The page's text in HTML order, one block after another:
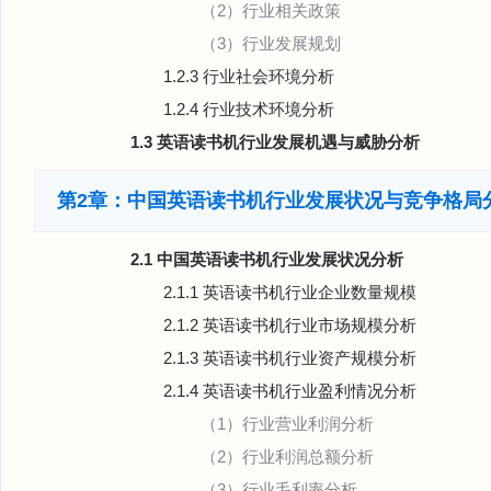
（2）行业相关政策
（3）行业发展规划
1.2.3 行业社会环境分析
1.2.4 行业技术环境分析
1.3 英语读书机行业发展机遇与威胁分析
第2章：中国英语读书机行业发展状况与竞争格局
2.1 中国英语读书机行业发展状况分析
2.1.1 英语读书机行业企业数量规模
2.1.2 英语读书机行业市场规模分析
2.1.3 英语读书机行业资产规模分析
2.1.4 英语读书机行业盈利情况分析
（1）行业营业利润分析
（2）行业利润总额分析